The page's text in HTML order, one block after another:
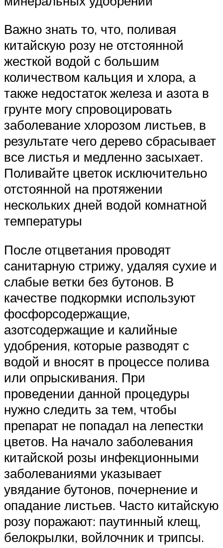
Важно знать то, что, поливая
китайскую розу не отстоянной
жесткой водой с большим
количеством кальция и хлора, а
также недостаток железа и азота в
грунте могу спровоцировать
заболевание хлорозом листьев, в
результате чего дерево сбрасывает
все листья и медленно засыхает.
Поливайте цветок исключительно
отстоянной на протяжении
нескольких дней водой комнатной
температуры
После отцветания проводят
санитарную стрижу, удаляя сухие и
слабые ветки без бутонов. В
качестве подкормки используют
фосфорсодержащие,
азотсодержащие и калийные
удобрения, которые разводят с
водой и вносят в процессе полива
или опрыскивания. При
проведении данной процедуры
нужно следить за тем, чтобы
препарат не попадал на лепестки
цветов. На начало заболевания
китайской розы инфекционными
заболеваниями указывает
увядание бутонов, почернение и
опадание листьев. Часто китайскую
розу поражают: паутинный клещ,
белокрылки, войлочник и трипсы.